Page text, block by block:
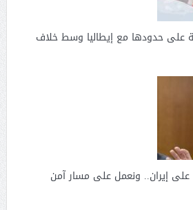
على حدودها مع إيطاليا وسط خلاف
إيران.. ونعمل على مسار آمن